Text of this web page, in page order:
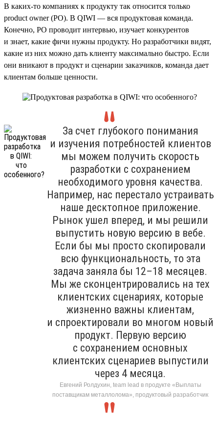
В каких-то компаниях к продукту так относится только
product owner (PO). В QIWI — вся продуктовая команда.
Конечно, PO проводит интервью, изучает конкурентов
и знает, какие фичи нужны продукту. Но разработчики видят,
какие из них можно дать клиенту максимально быстро. Если
они вникают в продукт и сценарии заказчиков, команда дает
клиентам больше ценности.
За счет глубокого понимания
и изучения потребностей клиентов
мы можем получить скорость
разработки с сохранением
необходимого уровня качества.
Например, нас перестало устраивать
наше десктопное приложение.
Рынок ушел вперед, и мы решили
выпустить новую версию в вебе.
Если бы мы просто скопировали
всю функциональность, то эта
задача заняла бы 12–18 месяцев.
Мы же сконцентрировались на тех
клиентских сценариях, которые
жизненно важны клиентам,
и спроектировали во многом новый
продукт. Первую версию
с сохранением основных
клиентских сценариев выпустили
через 4 месяца.
Евгений Ролдухин, team lead в продукте «Выплаты
поставщикам металлолома», продуктовый разработчик